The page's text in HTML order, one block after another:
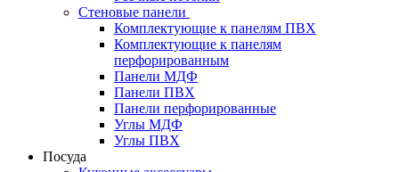
Стеновые панели
Комплектующие к панелям ПВХ
Комплектующие к панелям
перфорированным
Панели МДФ
Панели ПВХ
Панели перфорированные
Углы МДФ
Углы ПВХ
Посуда